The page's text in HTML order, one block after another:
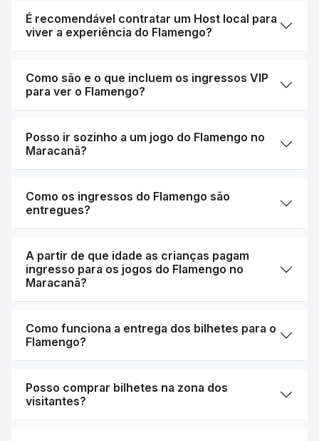
É recomendável contratar um Host local para
viver a experiência do Flamengo?
Como são e o que incluem os ingressos VIP
para ver o Flamengo?
Posso ir sozinho a um jogo do Flamengo no
Maracanã?
Como os ingressos do Flamengo são
entregues?
A partir de que idade as crianças pagam
ingresso para os jogos do Flamengo no
Maracanã?
Como funciona a entrega dos bilhetes para o
Flamengo?
Posso comprar bilhetes na zona dos
visitantes?